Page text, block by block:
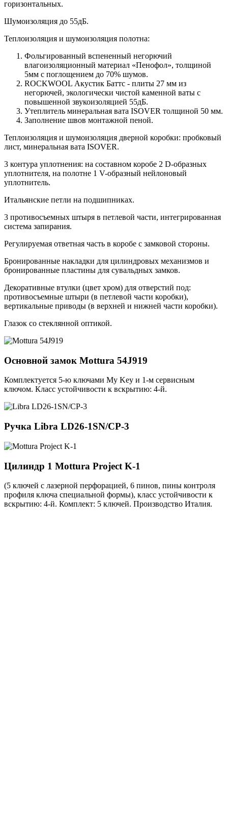
горизонтальных.
Шумоизоляция до 55дБ.
Теплоизоляция и шумоизоляция полотна:
Фольгированный вспененный негорючий
влагоизоляционный материал «Пенофол», толщиной
5мм с поглощением до 70% шумов.
ROCKWOOL Акустик Баттс - плиты 27 мм из
негорючей, экологически чистой каменной ваты с
повышенной звукоизоляцией 55дБ.
Утеплитель минеральная вата ISOVER толщиной 50 мм.
Заполнение швов монтажной пеной.
Теплоизоляция и шумоизоляция дверной коробки: пробковый
лист, минеральная вата ISOVER.
3 контура уплотнения: на составном коробе 2 D-образных
уплотнителя, на полотне 1 V-образный нейлоновый
уплотнитель.
Итальянские петли на подшипниках.
3 противосъемных штыря в петлевой части, интегрированная
система запирания.
Регулируемая ответная часть в коробе с замковой стороны.
Бронированные накладки для цилиндровых механизмов и
бронированные пластины для сувальдных замков.
Декоративные втулки (цвет хром) для отверстий под:
противосъемные штыри (в петлевой части коробки),
вертикальные приводы (в верхней и нижней части коробки).
Глазок со стеклянной оптикой.
Основной замок Mottura 54J919
Комплектуется 5-ю ключами My Key и 1-м сервисным
ключом. Класс устойчивости к вскрытию: 4-й.
Ручка Libra LD26-1SN/CP-3
Цилиндр 1 Mottura Project K-1
(5 ключей с лазерной перфорацией, 6 пинов, пины контроля
профиля ключа специальной формы), класс устойчивости к
вскрытию: 4-й. Комплект: 5 ключей. Производство Италия.